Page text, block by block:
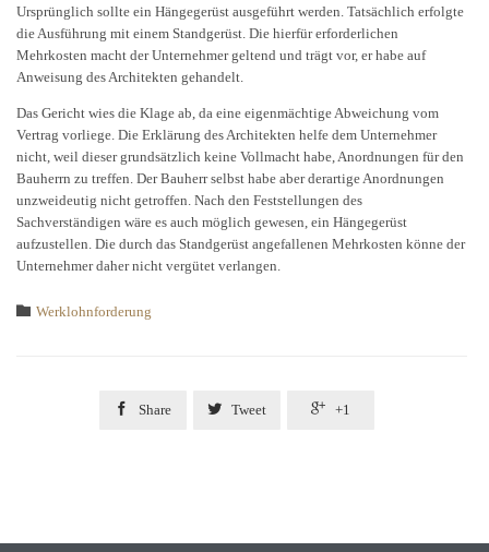
Ursprünglich sollte ein Hängegerüst ausgeführt werden. Tatsächlich erfolgte
die Ausführung mit einem Standgerüst. Die hierfür erforderlichen
Mehrkosten macht der Unternehmer geltend und trägt vor, er habe auf
Anweisung des Architekten gehandelt.
Das Gericht wies die Klage ab, da eine eigenmächtige Abweichung vom
Vertrag vorliege. Die Erklärung des Architekten helfe dem Unternehmer
nicht, weil dieser grundsätzlich keine Vollmacht habe, Anordnungen für den
Bauherrn zu treffen. Der Bauherr selbst habe aber derartige Anordnungen
unzweideutig nicht getroffen. Nach den Feststellungen des
Sachverständigen wäre es auch möglich gewesen, ein Hängegerüst
aufzustellen. Die durch das Standgerüst angefallenen Mehrkosten könne der
Unternehmer daher nicht vergütet verlangen.
 Category
Werklohnforderung
 Share  Tweet  +1